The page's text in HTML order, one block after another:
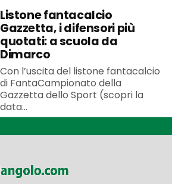
Listone fantacalcio
Gazzetta, i difensori più
quotati: a scuola da
Dimarco
Con l’uscita del listone fantacalcio
di FantaCampionato della
Gazzetta dello Sport (scopri la
data...